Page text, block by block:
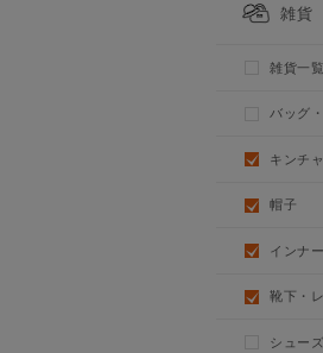
雑貨
雑貨一
バッグ
キンチ
帽子
インナ
靴下・
シューズ